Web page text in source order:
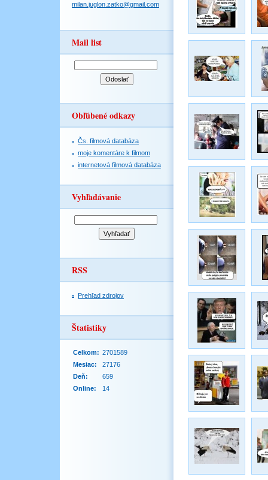
milan.juglon.zatko@gmail.com
Mail list
Obľúbené odkazy
Čs. filmová databáza
moje komentáre k filmom
internetová filmová databáza
Vyhľadávanie
RSS
Prehľad zdrojov
Štatistiky
Online: 14
Celkom: 2701589
Mesiac:
27176
Deň:
659